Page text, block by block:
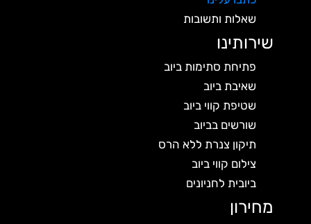
שאלות ותשובות
שירותינו
פתיחת סתימות ביוב
שאיבת ביוב
שטיפת קווי ביוב
שורשים בביוב
תיקון צנרת ללא הרס
צילום קווי ביוב
ביובית לחניונים
מחירון